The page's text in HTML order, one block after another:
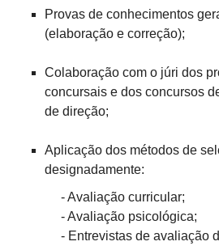
Provas de conhecimentos
(elaboração e correção);
Colaboração com o júri dos
concursais e dos concursos
de direção;
Aplicação dos métodos de
designadamente:
- Avaliação curricular;
- Avaliação psicológica;
- Entrevistas de avaliação